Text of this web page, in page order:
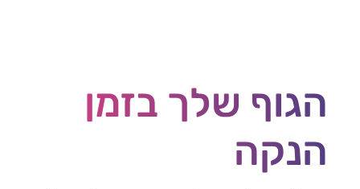
הגוף שלך בזמן
הנקה